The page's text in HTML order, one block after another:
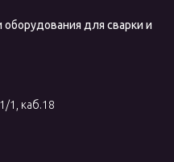
для сварки и
1, каб.18